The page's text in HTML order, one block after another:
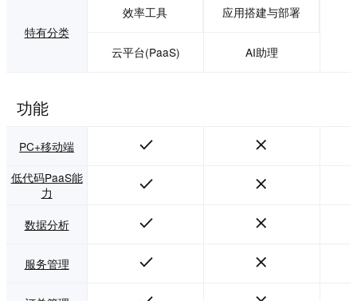
特有分类
效率工具
云平台(PaaS)
应用搭建与部署
AI助理
功能
PC+移动端
低代码PaaS能
力
数据分析
服务管理